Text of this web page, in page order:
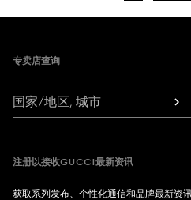
专卖店查询
国家/地区, 城市
注册以接收GUCCI最新资讯
获取系列发布、个性化通信和品牌最新资